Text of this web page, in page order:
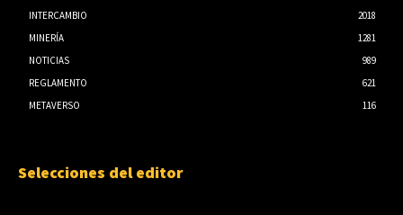
INTERCAMBIO
2018
MINERÍA
1281
NOTICIAS
989
REGLAMENTO
621
METAVERSO
116
Selecciones del editor